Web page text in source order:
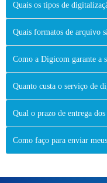
Quais os tipos de
Quais formatos de arquivo
Como a Digicom garante a
Quanto custa o serviço de
Qual o prazo de entrega
Como faço para enviar